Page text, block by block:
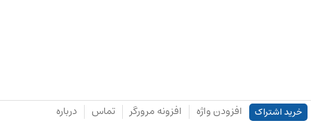
خرید اشتراک افزودن واژه افزونه مرورگر تماس درباره